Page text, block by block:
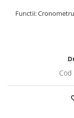
Functii:
Cod